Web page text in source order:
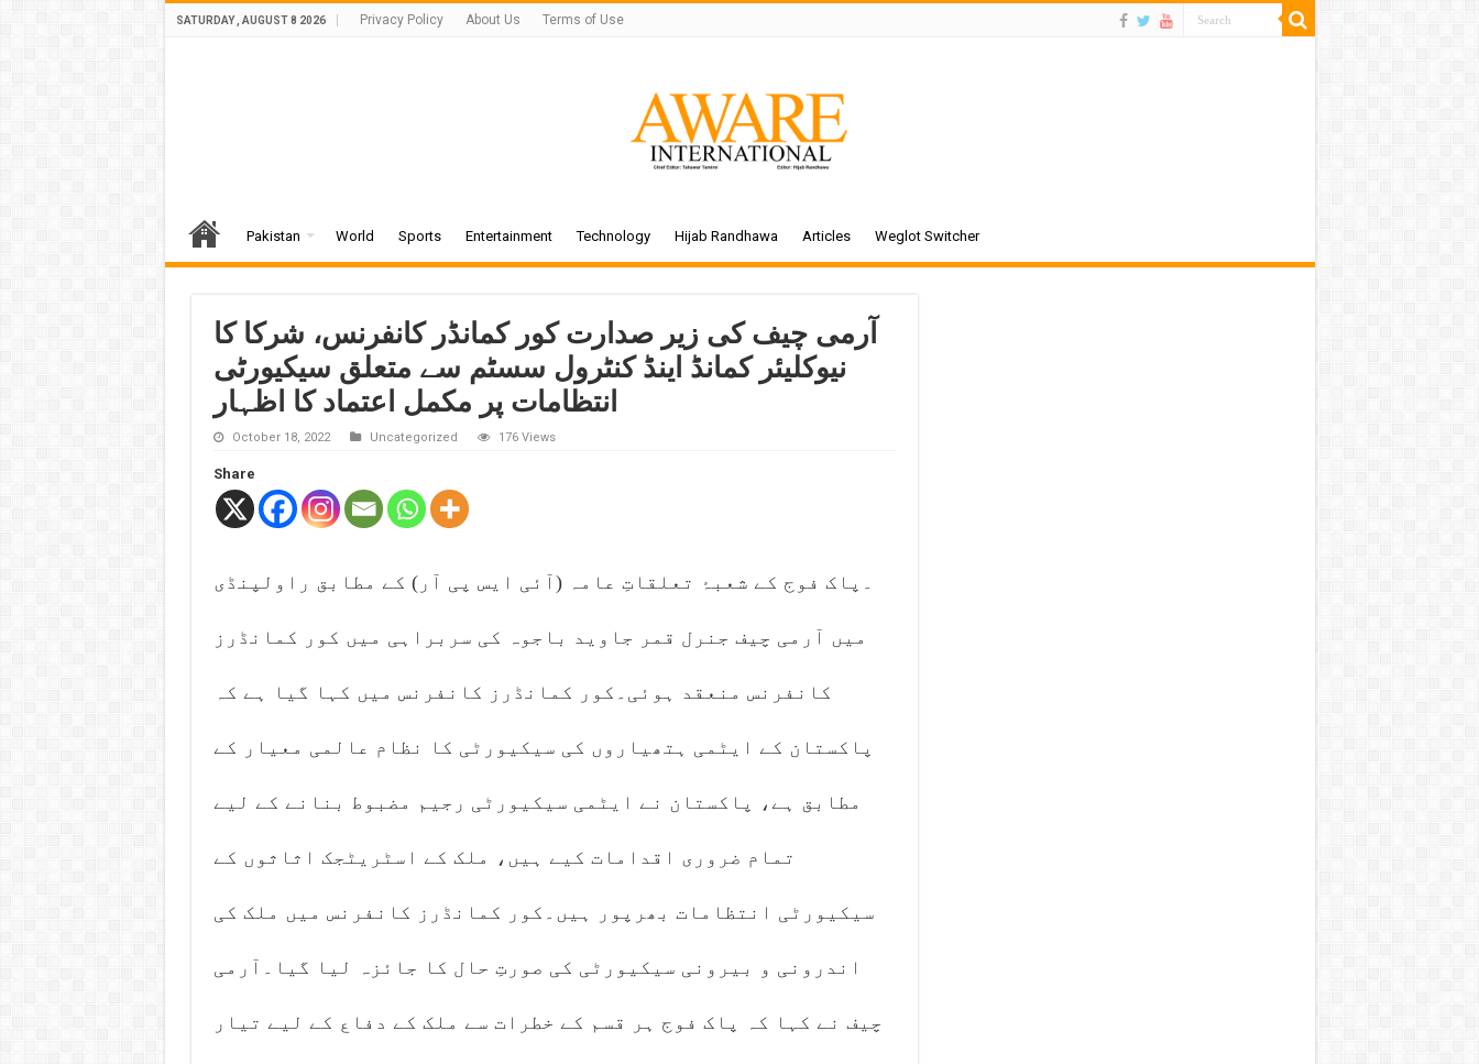
SATURDAY , AUGUST 8 2026 Privacy Policy About Us Terms of Use
Pakistan World Sports Entertainment Technology Hijab Randhawa Articles Weglot Switcher
آرمی چیف کی زیر صدارت کور کمانڈر کانفرنس، شرکا کا
نیوکلیئر کمانڈ اینڈ کنٹرول سسٹم سے متعلق سیکیورٹی
انتظامات پر مکمل اعتماد کا اظہار
October 18, 2022 Uncategorized 176 Views
Share
۔پاک فوج کے شعبۂ تعلقاتِ عامہ (آئی ایس پی آر) کے مطابق راولپنڈی
میں آرمی چیف جنرل قمر جاوید باجوہ کی سربراہی میں کور کمانڈرز
کانفرنس منعقد ہوئی۔کور کمانڈرز کانفرنس میں کہا گیا ہے کہ
پاکستان کے ایٹمی ہتھیاروں کی سیکیورٹی کا نظام عالمی معیار کے
مطابق ہے، پاکستان نے ایٹمی سیکیورٹی رجیم مضبوط بنانے کے لیے
تمام ضروری اقدامات کیے ہیں، ملک کے اسٹریٹجک اثاثوں کے
سیکیورٹی انتظامات بھرپور ہیں۔کور کمانڈرز کانفرنس میں ملک کی
اندرونی و بیرونی سیکیورٹی کی صورتِ حال کا جائزہ لیا گیا۔آرمی
چیف نے کہا کہ پاک فوج ہر قسم کے خطرات سے ملک کے دفاع کے لیے تیار